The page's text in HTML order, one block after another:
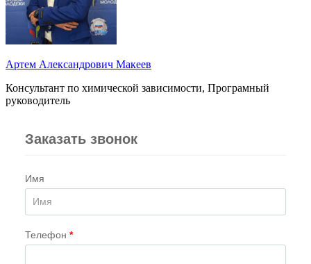
Артем Александрович Макеев
Консультант по химической зависимости, Програмный
руководитель